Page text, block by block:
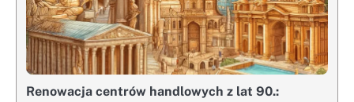
Renowacja centrów handlowych z lat 90.: